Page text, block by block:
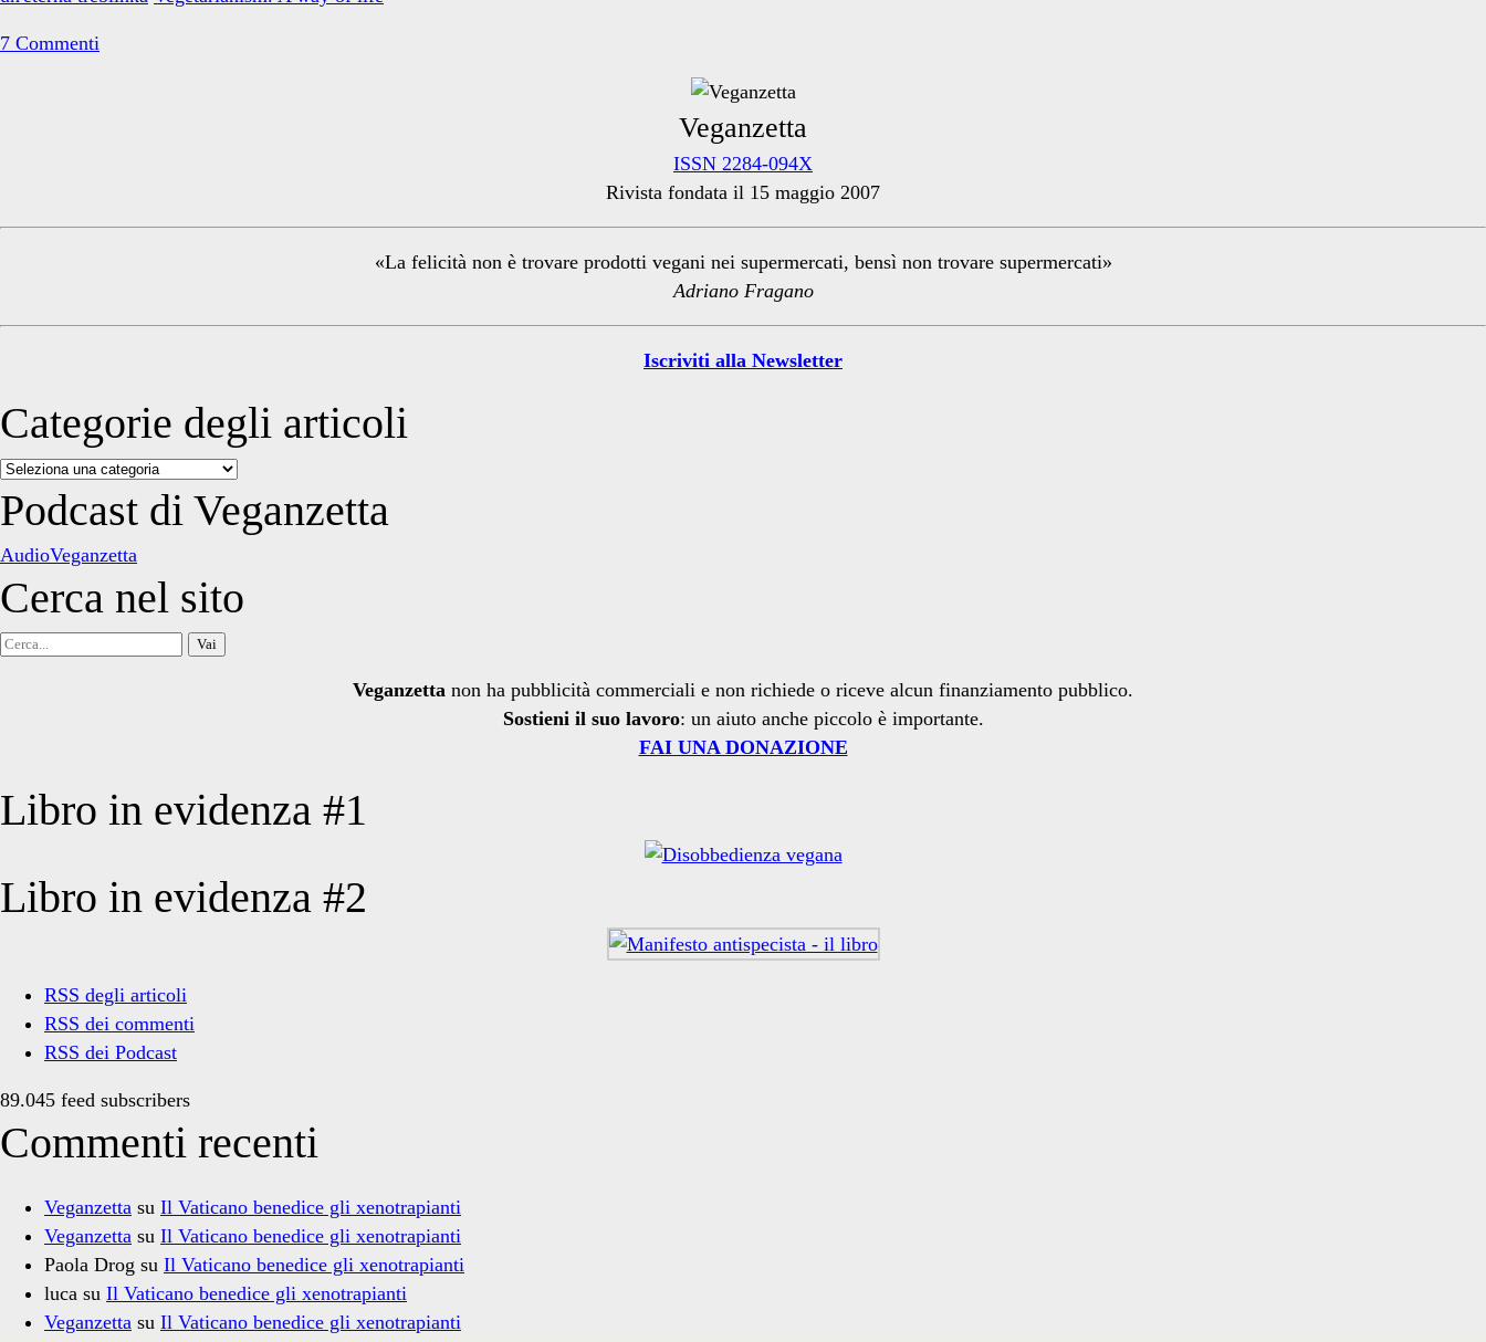
7 Commenti
Sidebar
Veganzetta
ISSN 2284-094X
Rivista fondata il 15 maggio 2007
«La felicità non è trovare prodotti vegani nei supermercati, bensì non trovare supermercati»
Adriano Fragano
Iscriviti alla Newsletter
Categorie degli articoli
Categorie
degli
articoli
Podcast di Veganzetta
AudioVeganzetta
Cerca nel sito
Cerca
Veganzetta non ha pubblicità commerciali e non richiede o riceve alcun finanziamento pubblico.
Sostieni il suo lavoro: un aiuto anche piccolo è importante.
FAI UNA DONAZIONE
Libro in evidenza #1
Libro in evidenza #2
RSS degli articoli
RSS dei commenti
RSS dei Podcast
89.045 feed subscribers
Commenti recenti
Veganzetta su Il Vaticano benedice gli xenotrapianti
Veganzetta su Il Vaticano benedice gli xenotrapianti
Paola Drog su Il Vaticano benedice gli xenotrapianti
luca su Il Vaticano benedice gli xenotrapianti
Veganzetta su Il Vaticano benedice gli xenotrapianti